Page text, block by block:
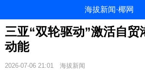
海拔新闻·椰网
三亚“双轮驱动”激活自贸
动能
2026-07-06 21:01 海拔新闻